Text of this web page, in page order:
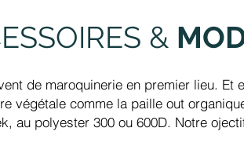
&
de maroquinerie en premier lieu. Et
végétale comme la paille out
au polyester 300 ou 600D. Notre